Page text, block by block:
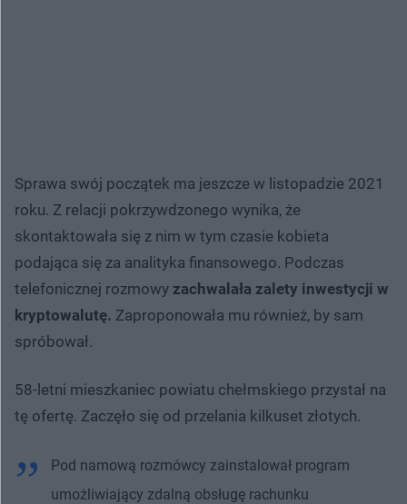
Sprawa swój początek ma jeszcze w listopadzie 2021
roku. Z relacji pokrzywdzonego wynika, że
skontaktowała się z nim w tym czasie kobieta
podająca się za analityka finansowego. Podczas
telefonicznej rozmowy zachwalała zalety inwestycji w
kryptowalutę. Zaproponowała mu również, by sam
spróbował.
58-letni mieszkaniec powiatu chełmskiego przystał na
tę ofertę. Zaczęło się od przelania kilkuset złotych.
Pod namową rozmówcy zainstalował program
umożliwiający zdalną obsługę rachunku